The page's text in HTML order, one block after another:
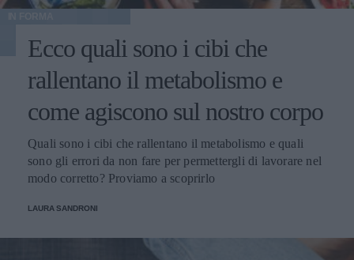
Ecco quali sono i cibi che
rallentano il metabolismo e
come agiscono sul nostro corpo
Quali sono i cibi che rallentano il metabolismo e quali
sono gli errori da non fare per permettergli di lavorare nel
modo corretto? Proviamo a scoprirlo
LAURA SANDRONI